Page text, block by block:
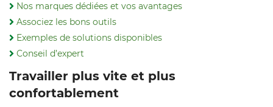
Nos marques dédiées et vos avantages
Associez les bons outils
Exemples de solutions disponibles
Conseil d’expert
Travailler plus vite et plus
confortablement